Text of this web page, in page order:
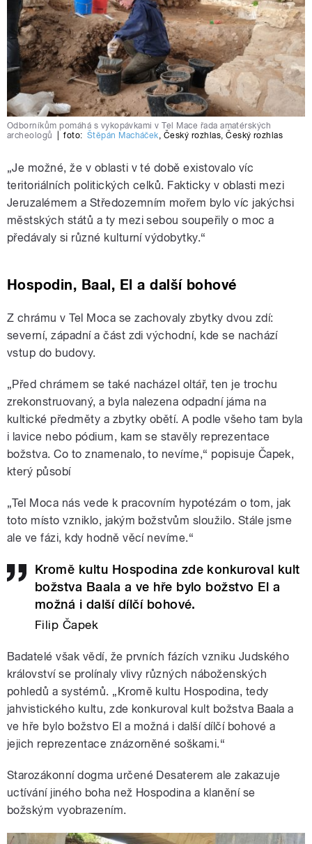
Odborníkům pomáhá s vykopávkami v Tel Mace řada amatérských
archeologů
foto: Štěpán Macháček, Český rozhlas,Český rozhlas
„Je možné, že v oblasti v té době existovalo víc
teritoriálních politických celků. Fakticky v oblasti mezi
Jeruzalémem a Středozemním mořem bylo víc jakýchsi
městských států a ty mezi sebou soupeřily o moc a
předávaly si různé kulturní výdobytky.“
Hospodin, Baal, El a další bohové
Z chrámu v Tel Moca se zachovaly zbytky dvou zdí:
severní, západní a část zdi východní, kde se nachází
vstup do budovy.
„Před chrámem se také nacházel oltář, ten je trochu
zrekonstruovaný, a byla nalezena odpadní jáma na
kultické předměty a zbytky obětí. A podle všeho tam byla
i lavice nebo pódium, kam se stavěly reprezentace
božstva. Co to znamenalo, to nevíme,“ popisuje Čapek,
který působí
„Tel Moca nás vede k pracovním hypotézám o tom, jak
toto místo vzniklo, jakým božstvům sloužilo. Stále jsme
ale ve fázi, kdy hodně věcí nevíme.“
Kromě kultu Hospodina zde konkuroval kult
božstva Baala a ve hře bylo božstvo El a
možná i další dílčí bohové.
Filip Čapek
Badatelé však vědí, že prvních fázích vzniku Judského
království se prolínaly vlivy různých náboženských
pohledů a systémů. „Kromě kultu Hospodina, tedy
jahvistického kultu, zde konkuroval kult božstva Baala a
ve hře bylo božstvo El a možná i další dílčí bohové a
jejich reprezentace znázorněné soškami.“
Starozákonní dogma určené Desaterem ale zakazuje
uctívání jiného boha než Hospodina a klanění se
božským vyobrazením.